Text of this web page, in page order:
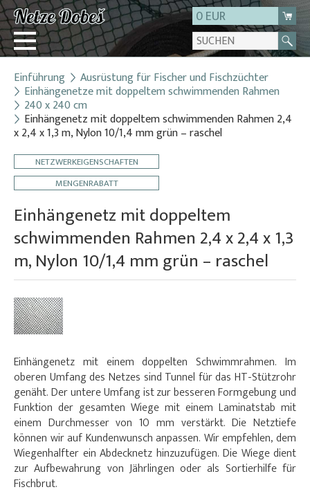
0 EUR
Login
Registrierung
Über uns
Kontakt
Einführung Ausrüstung für Fischer und Fischzüchter
Einhängenetze mit doppeltem schwimmenden Rahmen
240 x 240 cm
Einhängenetz mit doppeltem schwimmenden Rahmen 2,4
x 2,4 x 1,3 m, Nylon 10/1,4 mm grün – raschel
NETZWERKEIGENSCHAFTEN
MENGENRABATT
Einhängenetz mit doppeltem
schwimmenden Rahmen 2,4 x 2,4 x 1,3
m, Nylon 10/1,4 mm grün – raschel
Einhängenetz mit einem doppelten Schwimmrahmen. Im
oberen Umfang des Netzes sind Tunnel für das HT-Stützrohr
genäht. Der untere Umfang ist zur besseren Formgebung und
Funktion der gesamten Wiege mit einem Laminatstab mit
einem Durchmesser von 10 mm verstärkt. Die Netztiefe
können wir auf Kundenwunsch anpassen. Wir empfehlen, dem
Wiegenhalfter ein Abdecknetz hinzuzufügen. Die Wiege dient
zur Aufbewahrung von Jährlingen oder als Sortierhilfe für
Fischbrut.